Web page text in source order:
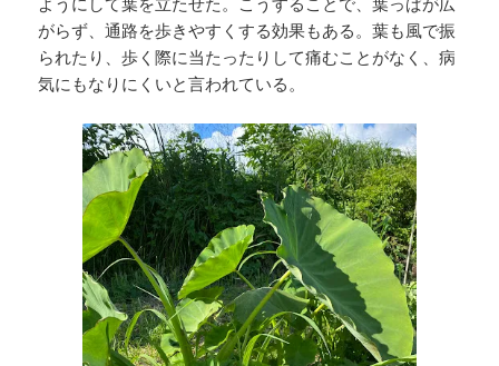
がらず、通路を歩きやすくする効果もある。葉も風で振
られたり、歩く際に当たったりして痛むことがなく、病
気にもなりにくいと言われている。